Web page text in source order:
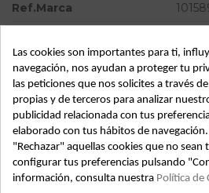
Ref.Marca
Tipo vehículo
Almacén
49349
SubAlmacén
362
SubSubAlmacén
ID: 801188
Las cookies son importantes para ti,
navegación, nos ayudan a proteger tu
las peticiones que nos solicites a través
propias y de terceros para analizar
publicidad relacionada con tus
elaborado con tus hábitos de
"Rechazar" aquellas cookies que no sean
configurar tus preferencias pulsando
información, consulta nuestra Política de